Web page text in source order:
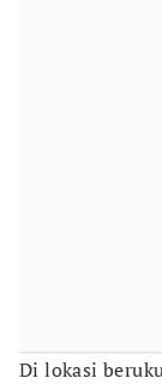
Di lokasi